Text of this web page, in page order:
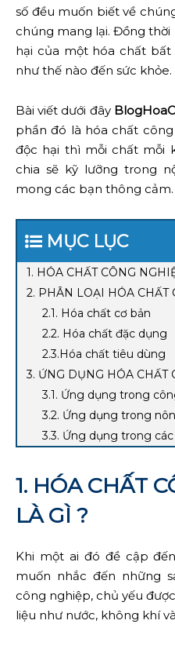
số đều muốn biết về
chúng mang lại. Đồng
hại của một hóa chất
như thế nào đến sức khỏe.
Bài viết dưới đây
phần đó là hóa chất
độc hại thì mỗi chất mỗi
chia sẽ kỹ lưỡng trong
mong các bạn thông cảm.
MỤC LỤC
1. HÓA CHẤT CÔNG
2. PHÂN LOẠI HÓA CHẤT
2.1. Hóa chất cơ bản
2.2. Hóa chất đặc dụng
2.3.Hóa chất tiêu dùng
3. ỨNG DỤNG HÓA CHẤT
3.1. Ứng dụng trong
3.2. Ứng dụng trong
3.3. Ứng dụng trong
1. HÓA CHẤT
LÀ GÌ ?
Khi một ai đó đề cập đến
muốn nhắc đến những
công nghiệp, chủ yếu
liệu như nước, không khí